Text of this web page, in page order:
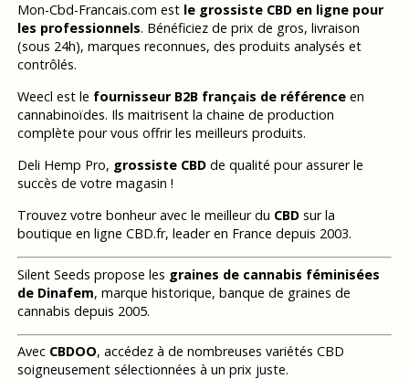
Mon-Cbd-Francais.com est le grossiste CBD en ligne pour
les professionnels. Bénéficiez de prix de gros, livraison
(sous 24h), marques reconnues, des produits analysés et
contrôlés.
Weecl est le fournisseur B2B français de référenceen
cannabinoïdes. Ils maitrisent la chaine de production
complète pour vous offrir les meilleurs produits.
Deli Hemp Pro, grossiste CBDde qualité pour assurer le
succès de votre magasin !
Trouvez votre bonheur avec le meilleur du CBDsur la
boutique en ligne CBD.fr, leader en France depuis 2003.
Silent Seeds propose les graines de cannabis féminisées
de Dinafem, marque historique, banque de graines de
cannabis depuis 2005.
Avec CBDOO, accédez à de nombreuses variétés CBD
soigneusement sélectionnées à un prix juste.